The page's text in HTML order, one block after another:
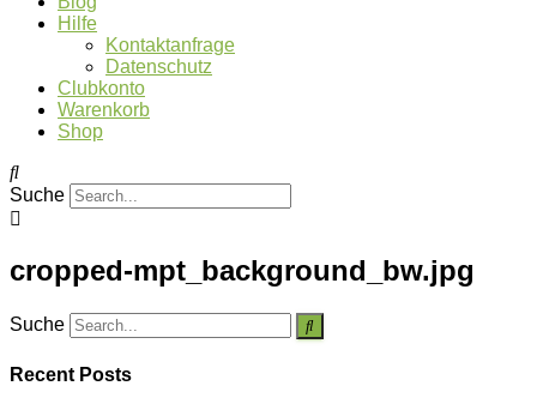
Hilfe
Kontaktanfrage
Datenschutz
Clubkonto
Warenkorb
Shop
Suche
cropped-mpt_background_bw.jpg
Suche
Recent Posts